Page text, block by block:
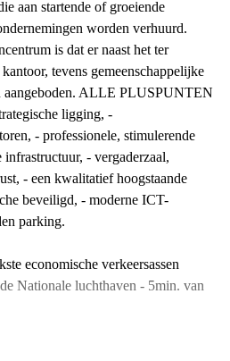
aan startende of groeiende
worden verhuurd.
is dat er naast het ter
tevens gemeenschappelijke
aangeboden. ALLE PLUSPUNTEN
ligging, -
- professionele, stimulerende
- vergaderzaal,
- een kwalitatief hoogstaande
beveiligd, - moderne ICT-
parking.
economische verkeersassen
Nationale luchthaven - 5min. van